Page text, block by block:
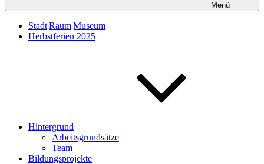
Menü
Stadt|Raum|Museum
Herbstferien 2025
Hintergrund
Arbeitsgrundsätze
Team
Bildungsprojekte